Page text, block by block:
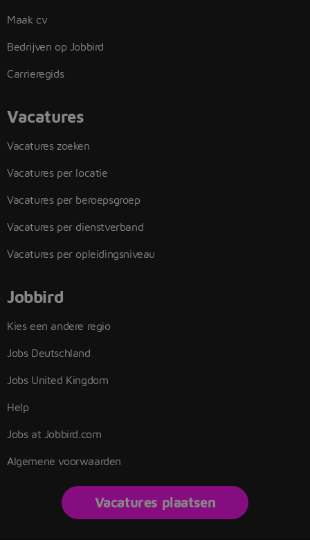
Maak cv
Bedrijven op Jobbird
Carrieregids
Vacatures
Vacatures zoeken
Vacatures per locatie
Vacatures per beroepsgroep
Vacatures per dienstverband
Vacatures per opleidingsniveau
Jobbird
Kies een andere regio
Jobs Deutschland
Jobs United Kingdom
Help
Jobs at Jobbird.com
Algemene voorwaarden
Vacatures plaatsen